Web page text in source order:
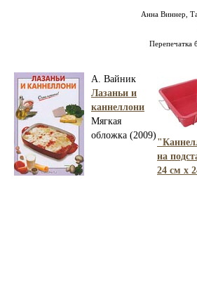
Анна Виннер,
Перепечатка
А. Вайник
Лазаньи и
каннеллони
Мягкая
обложка (2009)
на
24 см х